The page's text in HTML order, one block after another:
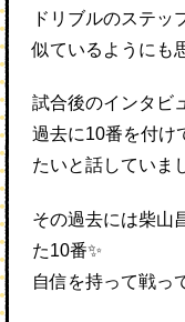
ドリブルのステッ
似ているようにも
試合後のインタビ
過去に10番を付け
たいと話していま
その過去には柴山
た10番✨
自信を持って戦っ